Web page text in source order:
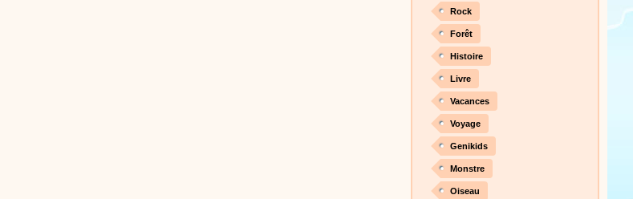
Rock
Forêt
Histoire
Livre
Vacances
Voyage
Genikids
Monstre
Oiseau